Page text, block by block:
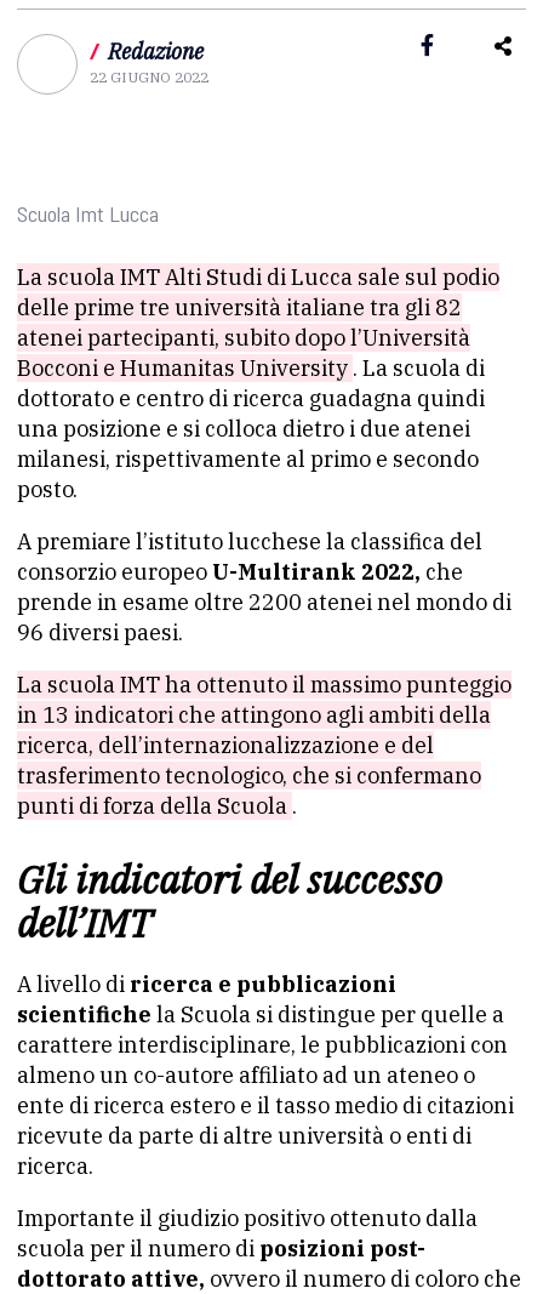
/ Redazione
22 GIUGNO 2022
Scuola Imt Lucca
La scuola IMT Alti Studi di Lucca sale sul podio
delle prime tre università italiane tra gli 82
atenei partecipanti, subito dopo l’Università
Bocconi e Humanitas University . La scuola di
dottorato e centro di ricerca guadagna quindi
una posizione e si colloca dietro i due atenei
milanesi, rispettivamente al primo e secondo
posto.
A premiare l’istituto lucchese la classifica del
consorzio europeo U-Multirank 2022, che
prende in esame oltre 2200 atenei nel mondo di
96 diversi paesi.
La scuola IMT ha ottenuto il massimo punteggio
in 13 indicatori che attingono agli ambiti della
ricerca, dell’internazionalizzazione e del
trasferimento tecnologico, che si confermano
punti di forza della Scuola .
Gli indicatori del successo
dell’IMT
A livello di ricerca e pubblicazioni
scientifiche la Scuola si distingue per quelle a
carattere interdisciplinare, le pubblicazioni con
almeno un co-autore affiliato ad un ateneo o
ente di ricerca estero e il tasso medio di citazioni
ricevute da parte di altre università o enti di
ricerca.
Importante il giudizio positivo ottenuto dalla
scuola per il numero di posizioni post-
dottorato attive, ovvero il numero di coloro che